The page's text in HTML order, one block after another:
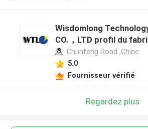
Wisdomlong
CO.，LTD profil du
Chunfeng Road ,Chine
5.0
Fournisseur vérifié
Regardez plus